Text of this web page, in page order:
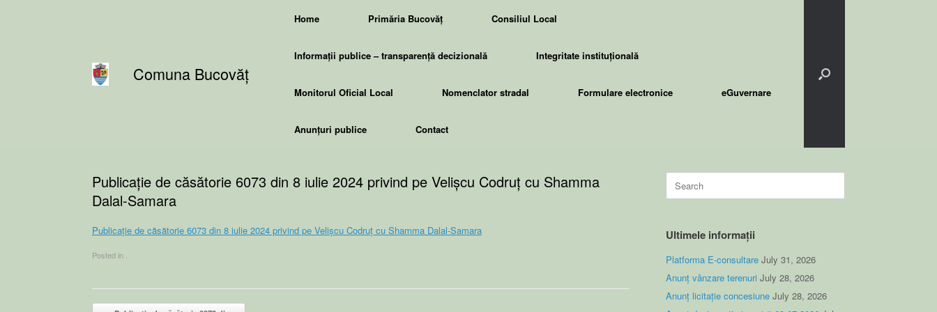
Comuna Bucovăț
Home Primăria Bucovăț Consiliul Local
Informații publice – transparență decizională Integritate instituțională
Monitorul Oficial Local Nomenclator stradal Formulare electronice eGuvernare
Anunțuri publice Contact
Publicație de căsătorie 6073 din 8 iulie 2024 privind pe Velișcu Codruț cu Shamma
Dalal-Samara
Publicație de căsătorie 6073 din 8 iulie 2024 privind pe Velișcu Codruț cu Shamma Dalal-Samara
Posted in .
Post navigation
Search
for:
Ultimele informații
Platforma E-consultare July 31, 2026
Anunț vânzare terenuri July 28, 2026
Anunț licitație concesiune July 28, 2026